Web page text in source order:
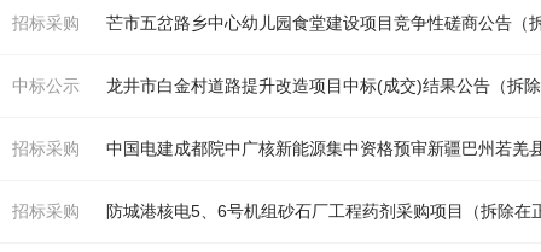
招标采购 芒市五岔路乡中心幼儿园食堂建设项目竞争性磋商公告（
中标公示 龙井市白金村道路提升改造项目中标(成交)结果公告（拆除
招标采购
招标采购 防城港核电5、6号机组砂石厂工程药剂采购项目（拆除在